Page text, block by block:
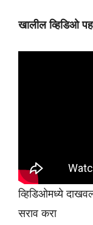
खालील व्हिडिओ
व्हिडिओमध्ये
सराव करा